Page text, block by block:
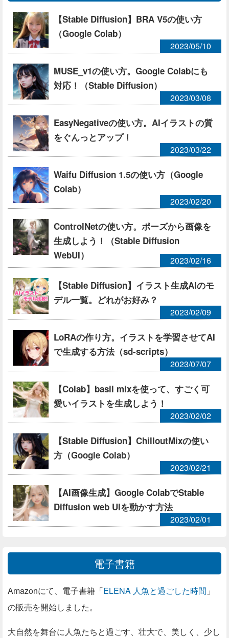
【Stable Diffusion】BRA V5の使い方
（Google Colab）
2023/05/10
MUSE_v1の使い方。Google Colabにも
対応！（Stable Diffusion）
2023/03/08
EasyNegativeの使い方。AIイラストの質
をぐんっとアップ！
2023/03/22
Waifu Diffusion 1.5の使い方（Google
Colab）
2023/02/20
ControlNetの使い方。ポーズから画像を
生成しよう！（Stable Diffusion
WebUI）
2023/02/16
【Stable Diffusion】イラスト生成AIのモ
デル一覧。どれがお好み？
2023/02/09
LoRAの作り方。イラストを学習させてAI
で生成する方法（sd-scripts）
2023/07/07
【Colab】basil mixを使って、すごく可
愛いイラストを生成しよう！
2023/02/02
【Stable Diffusion】ChilloutMixの使い
方（Google Colab）
2023/02/21
【AI画像生成】Google ColabでStable
Diffusion web UIを動かす方法
2023/02/01
電子書籍
Amazonにて、電子書籍「ELENA 人魚と過ごした時間 」
の販売を開始しました。
大自然を舞台に人魚たちと過ごす、壮大で、美しく、少し